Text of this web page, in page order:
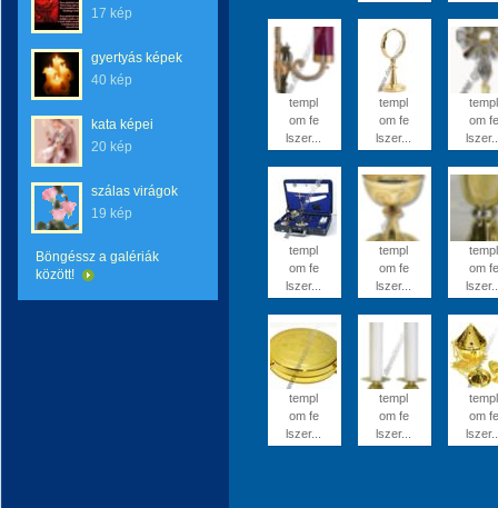
17 kép
gyertyás képek
40 kép
kata képei
20 kép
szálas virágok
19 kép
Böngéssz a galériák
között!
templ
om fe
lszer...
templ
om fe
lszer...
templ
om fe
templ
om fe
lszer...
templ
om fe
lszer...
templ
om fe
templ
om fe
lszer...
templ
om fe
lszer...
templ
om fe